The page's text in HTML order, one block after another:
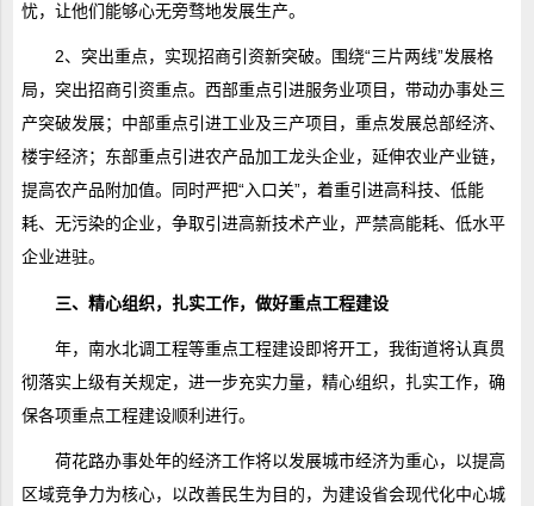
忧，让他们能够心无旁骛地发展生产。
2、突出重点，实现招商引资新突破。围绕“三片两线”发展格
局，突出招商引资重点。西部重点引进服务业项目，带动办事处三
产突破发展；中部重点引进工业及三产项目，重点发展总部经济、
楼宇经济；东部重点引进农产品加工龙头企业，延伸农业产业链，
提高农产品附加值。同时严把“入口关”，着重引进高科技、低能
耗、无污染的企业，争取引进高新技术产业，严禁高能耗、低水平
企业进驻。
三、精心组织，扎实工作，做好重点工程建设
年，南水北调工程等重点工程建设即将开工，我街道将认真贯
彻落实上级有关规定，进一步充实力量，精心组织，扎实工作，确
保各项重点工程建设顺利进行。
荷花路办事处年的经济工作将以发展城市经济为重心，以提高
区域竞争力为核心，以改善民生为目的，为建设省会现代化中心城